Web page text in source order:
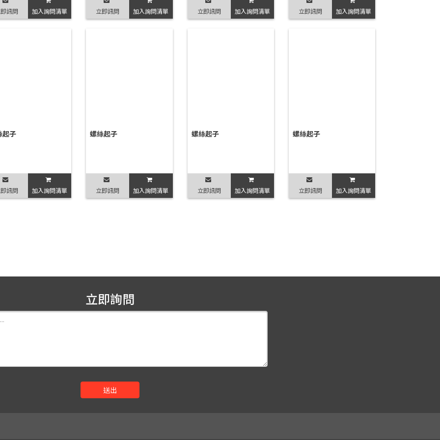
訊問 加入詢問清單 立即訊問 加入詢問清單 立即訊問 加入詢問清單 立即訊問 加入詢問清單
起子
訊問 加入詢問清單
螺絲起子
立即訊問 加入詢問清單
螺絲起子
立即訊問 加入詢問清單
螺絲起子
立即訊問 加入詢問清單
立即詢問
送出